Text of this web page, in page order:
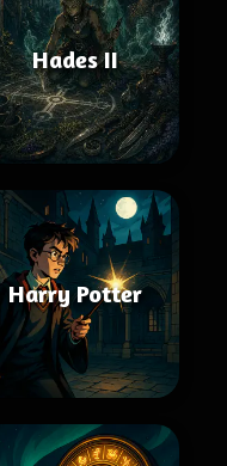
Hades II
Harry Potter